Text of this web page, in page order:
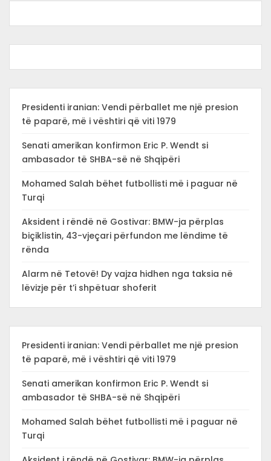
Presidenti iranian: Vendi përballet me një presion
të paparë, më i vështiri që viti 1979
Senati amerikan konfirmon Eric P. Wendt si
ambasador të SHBA-së në Shqipëri
Mohamed Salah bëhet futbollisti më i paguar në
Turqi
Aksident i rëndë në Gostivar: BMW-ja përplas
biçiklistin, 43-vjeçari përfundon me lëndime të
rënda
Alarm në Tetovë! Dy vajza hidhen nga taksia në
lëvizje për t’i shpëtuar shoferit
Presidenti iranian: Vendi përballet me një presion
të paparë, më i vështiri që viti 1979
Senati amerikan konfirmon Eric P. Wendt si
ambasador të SHBA-së në Shqipëri
Mohamed Salah bëhet futbollisti më i paguar në
Turqi